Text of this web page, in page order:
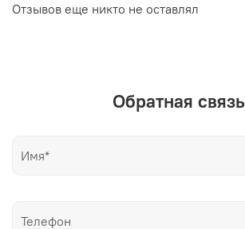
Отзывов еще никто не оставлял
Обратная связь